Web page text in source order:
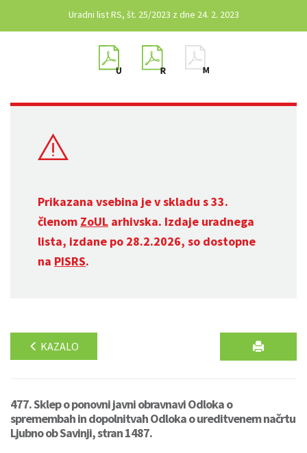
Uradni list RS, št. 25/2023 z dne 24. 2. 2023
Prikazana vsebina je v skladu s 33.
členom ZoUL arhivska. Izdaje uradnega
lista, izdane po 28.2.2026, so dostopne
na PISRS.
KAZALO
477. Sklep o ponovni javni obravnavi Odloka o
spremembah in dopolnitvah Odloka o ureditvenem načrtu
Ljubno ob Savinji, stran 1487.